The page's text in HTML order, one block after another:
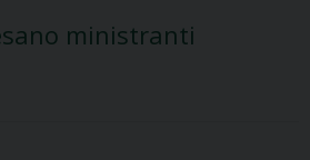
ministranti